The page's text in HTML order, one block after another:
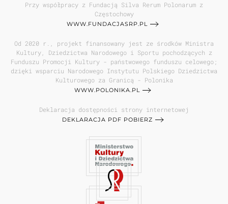
Przy współpracy z Fundacją Silva Rerum Polonarum z
Częstochowy
WWW.FUNDACJASRP.PL
Od 2020 r., projekt finansowany jest ze środków Ministra
Kultury, Dziedzictwa Narodowego i Sportu pochodzących z
Funduszu Promocji Kultury - państwowego funduszu celowego;
dzięki wsparciu Narodowego Instytutu Polskiego Dziedzictwa
Kulturowego za Granicą - Polonika
WWW.POLONIKA.PL
Deklaracja dostępności strony internetowej
DEKLARACJA PDF POBIERZ